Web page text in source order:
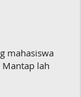
mahasiswa
lah